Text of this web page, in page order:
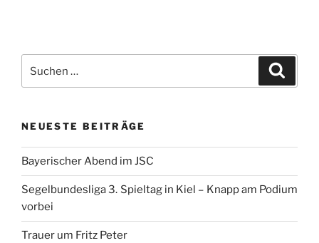
nach:
NEUESTE BEITRÄGE
Bayerischer Abend im JSC
Segelbundesliga 3. Spieltag in Kiel – Knapp am Podium
vorbei
Trauer um Fritz Peter